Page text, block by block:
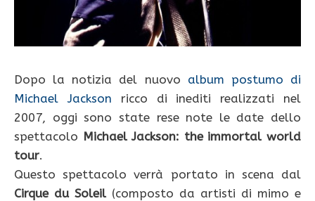
Dopo la notizia del nuovo album postumo di
Michael Jackson ricco di inediti realizzati nel
2007, oggi sono state rese note le date dello
spettacolo Michael Jackson: the immortal world
tour.
Questo spettacolo verrà portato in scena dal
Cirque du Soleil (composto da artisti di mimo e